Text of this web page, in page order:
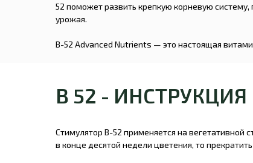
52 поможет развить крепкую корневую систему,
урожая.
В-52 Advanced Nutrients — это настоящая
B 52 -
Стимулятор B-52 применяется на
в конце десятой недели цветения, то